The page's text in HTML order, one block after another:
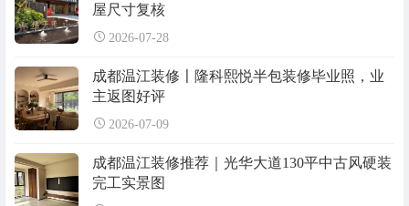
屋尺寸复核
2026-07-28
成都温江装修〡隆科熙悦半包装修毕业照，业
主返图好评
2026-07-09
成都温江装修推荐｜光华大道130平中古风硬装
完工实景图